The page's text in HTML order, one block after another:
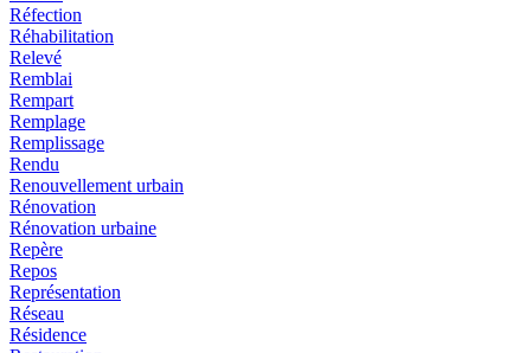
Réfection
Réhabilitation
Relevé
Remblai
Rempart
Remplage
Remplissage
Rendu
Renouvellement urbain
Rénovation
Rénovation urbaine
Repère
Repos
Représentation
Réseau
Résidence